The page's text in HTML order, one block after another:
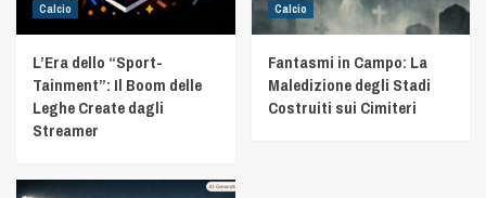
Calcio
L’Era dello “Sport-
Tainment”: Il Boom delle
Leghe Create dagli
Streamer
Calcio
Fantasmi in Campo: La
Maledizione degli Stadi
Costruiti sui Cimiteri